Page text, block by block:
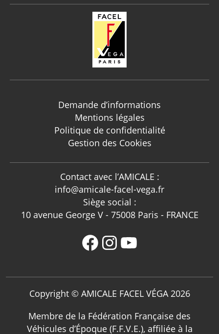
Demande d’informations
Mentions légales
Politique de confidentialité
Gestion des Cookies
Contact avec l’AMICALE :
info@amicale-facel-vega.fr
Siège social :
10 avenue George V - 75008 Paris - FRANCE
Copyright © AMICALE FACEL VÉGA 2026
Membre de la Fédération Française des
Véhicules d’Époque (F.F.V.E.), affiliée à la